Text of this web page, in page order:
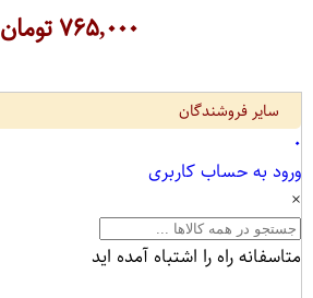
۷۶۵,۰۰۰تومان
سایر فروشندگان
۰
ورود به حساب کاربری
×
متاسفانه راه را اشتباه آمده اید